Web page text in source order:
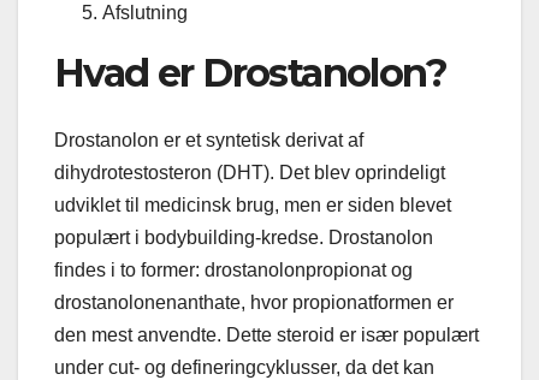
Afslutning
Hvad er Drostanolon?
Drostanolon er et syntetisk derivat af
dihydrotestosteron (DHT). Det blev oprindeligt
udviklet til medicinsk brug, men er siden blevet
populært i bodybuilding-kredse. Drostanolon
findes i to former: drostanolonpropionat og
drostanolonenanthate, hvor propionatformen er
den mest anvendte. Dette steroid er især populært
under cut- og defineringcyklusser, da det kan